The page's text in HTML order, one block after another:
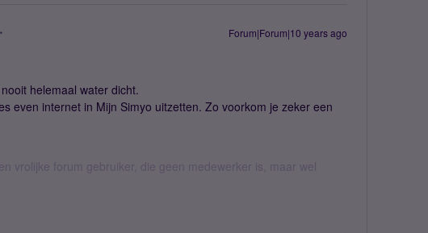
Forum|Forum|10 years ago
helemaal water dicht.
even internet in Mijn Simyo uitzetten. Zo voorkom je zeker een
vrolijke forum gebruiker, die geen medewerker is, maar wel